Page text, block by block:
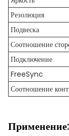
Резолюция
Подвеска
Соотношение
Подключение
FreeSync
Соотношение
Применение: